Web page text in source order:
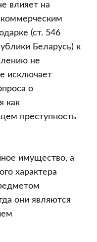
влияет на
коммерческим
(ст. 546
Беларусь) к
не
исключает
о
как
преступность
имущество, а
характера
они являются